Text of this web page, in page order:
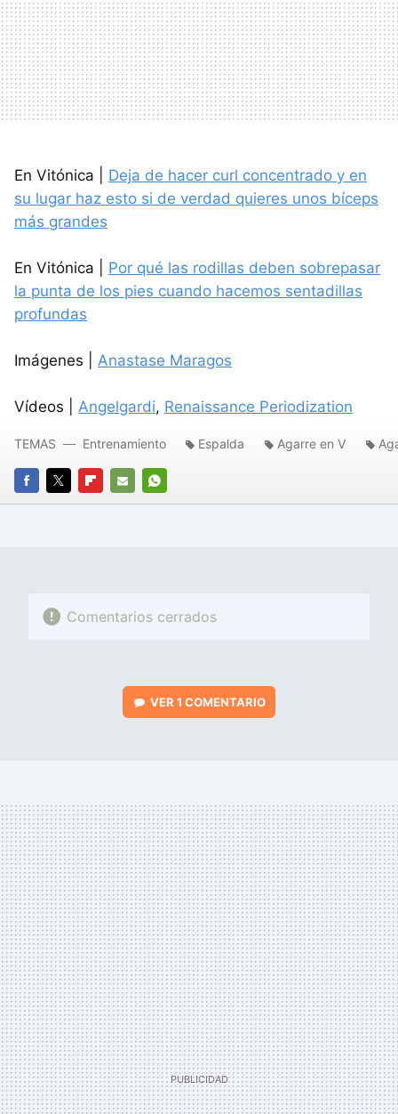
En Vitónica | Deja de hacer curl concentrado y en
su lugar haz esto si de verdad quieres unos bíceps
más grandes
En Vitónica | Por qué las rodillas deben sobrepasar
la punta de los pies cuando hacemos sentadillas
profundas
Imágenes | Anastase Maragos
Vídeos | Angelgardi, Renaissance Periodization
FACEBOOK
TWITTERFLIPBOARD
E-
WHATSAPP
TEMAS Entrenamiento Espalda Agarre en V
Comentarios cerrados
VER 1 COMENTARIO